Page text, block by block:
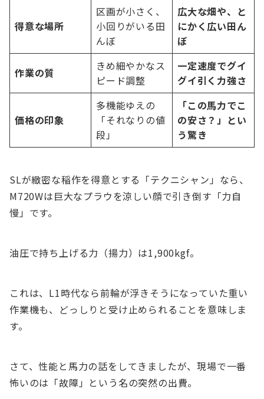
得意な場所
区画が小さく、
小回りがいる田
んぼ
広大な畑や、と
にかく広い田ん
ぼ
作業の質
きめ細やかなス
ピード調整
一定速度でグイ
グイ引く力強さ
価格の印象
多機能ゆえの
「それなりの値
段」
「この馬力でこ
の安さ？」とい
う驚き
SLが緻密な稲作を得意とする「テクニシャン」なら、
M720Wは巨大なプラウを涼しい顔で引き倒す「力自
慢」です。
油圧で持ち上げる力（揚力）は1,900kgf。
これは、L1時代なら前輪が浮きそうになっていた重い
作業機も、どっしりと受け止められることを意味しま
す。
さて、性能と馬力の話をしてきましたが、現場で一番
怖いのは「故障」という名の突然の出費。